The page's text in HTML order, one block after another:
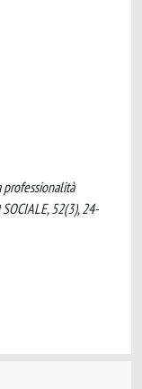
professionalità
52(3), 24-